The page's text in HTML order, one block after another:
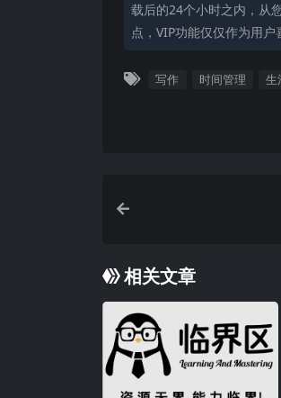
载后的24个小时之内，从
点，VIP功能仅仅作为用
写作 时间管理 生
相关文章